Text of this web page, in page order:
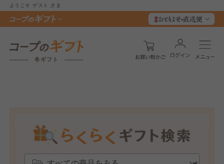
ようこそ ゲスト さま
冬ギフト